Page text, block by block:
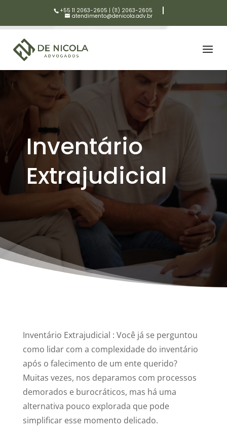
+55 11 2063-2605 | (11) 2063-2605
atendimento@denicola.adv.br
Inventário
Extrajudicial
Inventário Extrajudicial : Você já se perguntou
como lidar com a complexidade do inventário
após o falecimento de um ente querido?
Muitas vezes, nos deparamos com processos
demorados e burocráticos, mas há uma
alternativa pouco explorada que pode
simplificar esse momento delicado.